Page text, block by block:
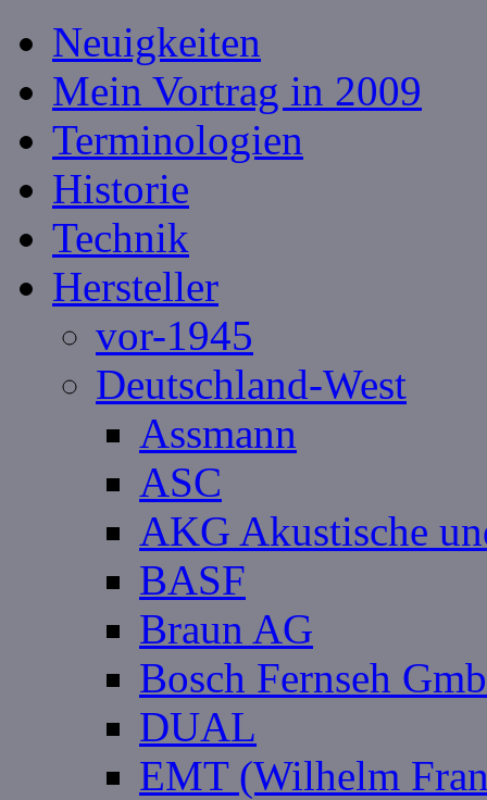
Neuigkeiten
Mein Vortrag in 2009
Terminologien
Historie
Technik
Hersteller
vor-1945
Deutschland-West
Assmann
ASC
AKG Akustische
BASF
Braun AG
Bosch Fernseh
DUAL
EMT (Wilhelm